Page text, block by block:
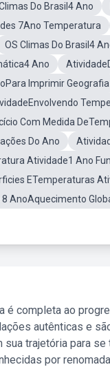
Do Brasil4 Ano
7Ano Temperatura
OS Climas Do Brasil4
Ano
Imprimir Geografia
Com Medida
Do Ano
Atividade1 Ano
ETemperaturas
AnoAquecimento
é completa ao
autênticas e
trajetória para
por